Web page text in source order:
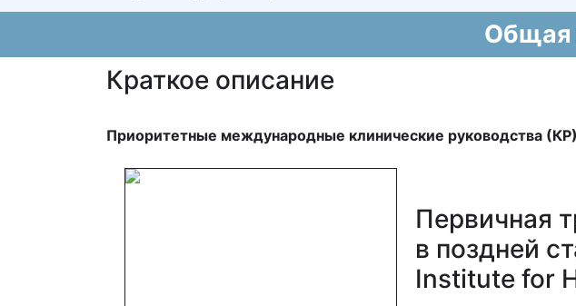
Общая
Краткое описание
Приоритетные международные клинические руководства
Первичная
в поздней
Institute for